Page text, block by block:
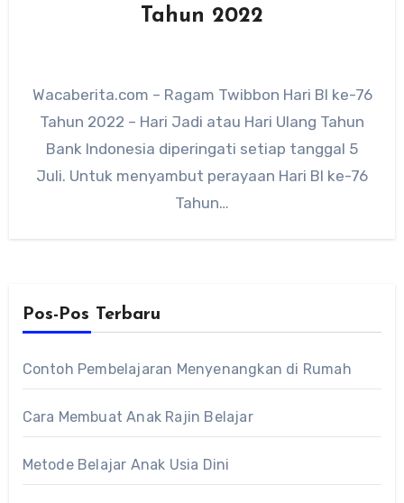
Tahun 2022
Wacaberita.com – Ragam Twibbon Hari BI ke-76
Tahun 2022 – Hari Jadi atau Hari Ulang Tahun
Bank Indonesia diperingati setiap tanggal 5
Juli. Untuk menyambut perayaan Hari BI ke-76
Tahun…
Pos-Pos Terbaru
Contoh Pembelajaran Menyenangkan di Rumah
Cara Membuat Anak Rajin Belajar
Metode Belajar Anak Usia Dini